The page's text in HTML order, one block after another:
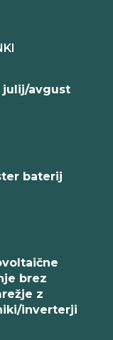
julij/avgust
baterij
brez
z
inverterji